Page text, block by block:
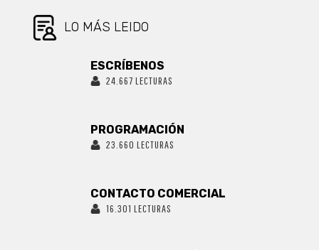
LO MÁS LEIDO
ESCRÍBENOS
24.667 LECTURAS
PROGRAMACIÓN
23.660 LECTURAS
CONTACTO COMERCIAL
16.301 LECTURAS